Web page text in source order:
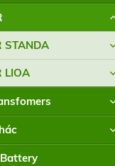
STANDA
LIOA